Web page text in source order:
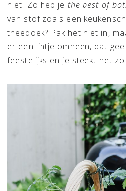
niet. Zo heb je the best of
van stof zoals een
theedoek? Pak het niet in,
er een lintje omheen, dat
feestelijks en je steekt het